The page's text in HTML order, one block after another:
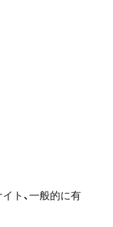
ト、一般的に有